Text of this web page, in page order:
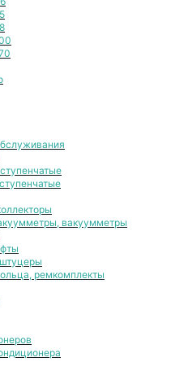
вакуумметры
ремкомплекты